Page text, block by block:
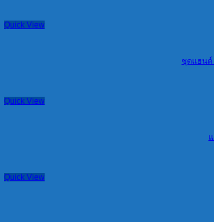
Quick View
ชุดแฮนด์
Quick View
Quick View